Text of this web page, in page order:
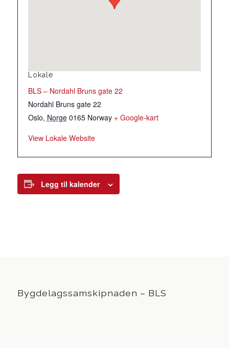
Lokale
BLS – Nordahl Bruns gate 22
Nordahl Bruns gate 22
Oslo, Norge 0165 Norway + Google-kart
View Lokale Website
Legg til kalender
Bygdelagssamskipnaden – BLS